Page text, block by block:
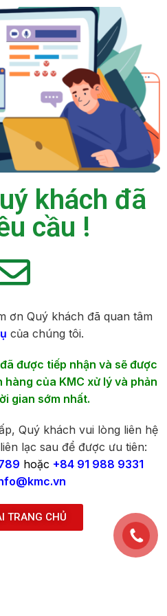
khách đã
cầu !
ơn Quý khách đã quan tâm
của chúng tôi.
được tiếp nhận và sẽ được
của KMC xử lý và phản
gian sớm nhất.
Quý khách vui lòng liên hệ
lạc sau để được ưu tiên:
hoặc +84 91 988 9331
TRANG CHỦ